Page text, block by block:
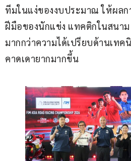
ทีมในแง่ของงบประมาณ ให้ผล
ฝีมือของนักแข่ง แทคติกในสนา
มากกว่าความได้เปรียบด้านเทค
คาดเดายากมากขึ้น